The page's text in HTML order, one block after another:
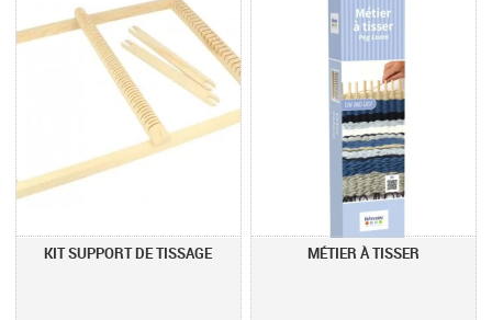
KIT SUPPORT DE TISSAGE MÉTIER À TISSER